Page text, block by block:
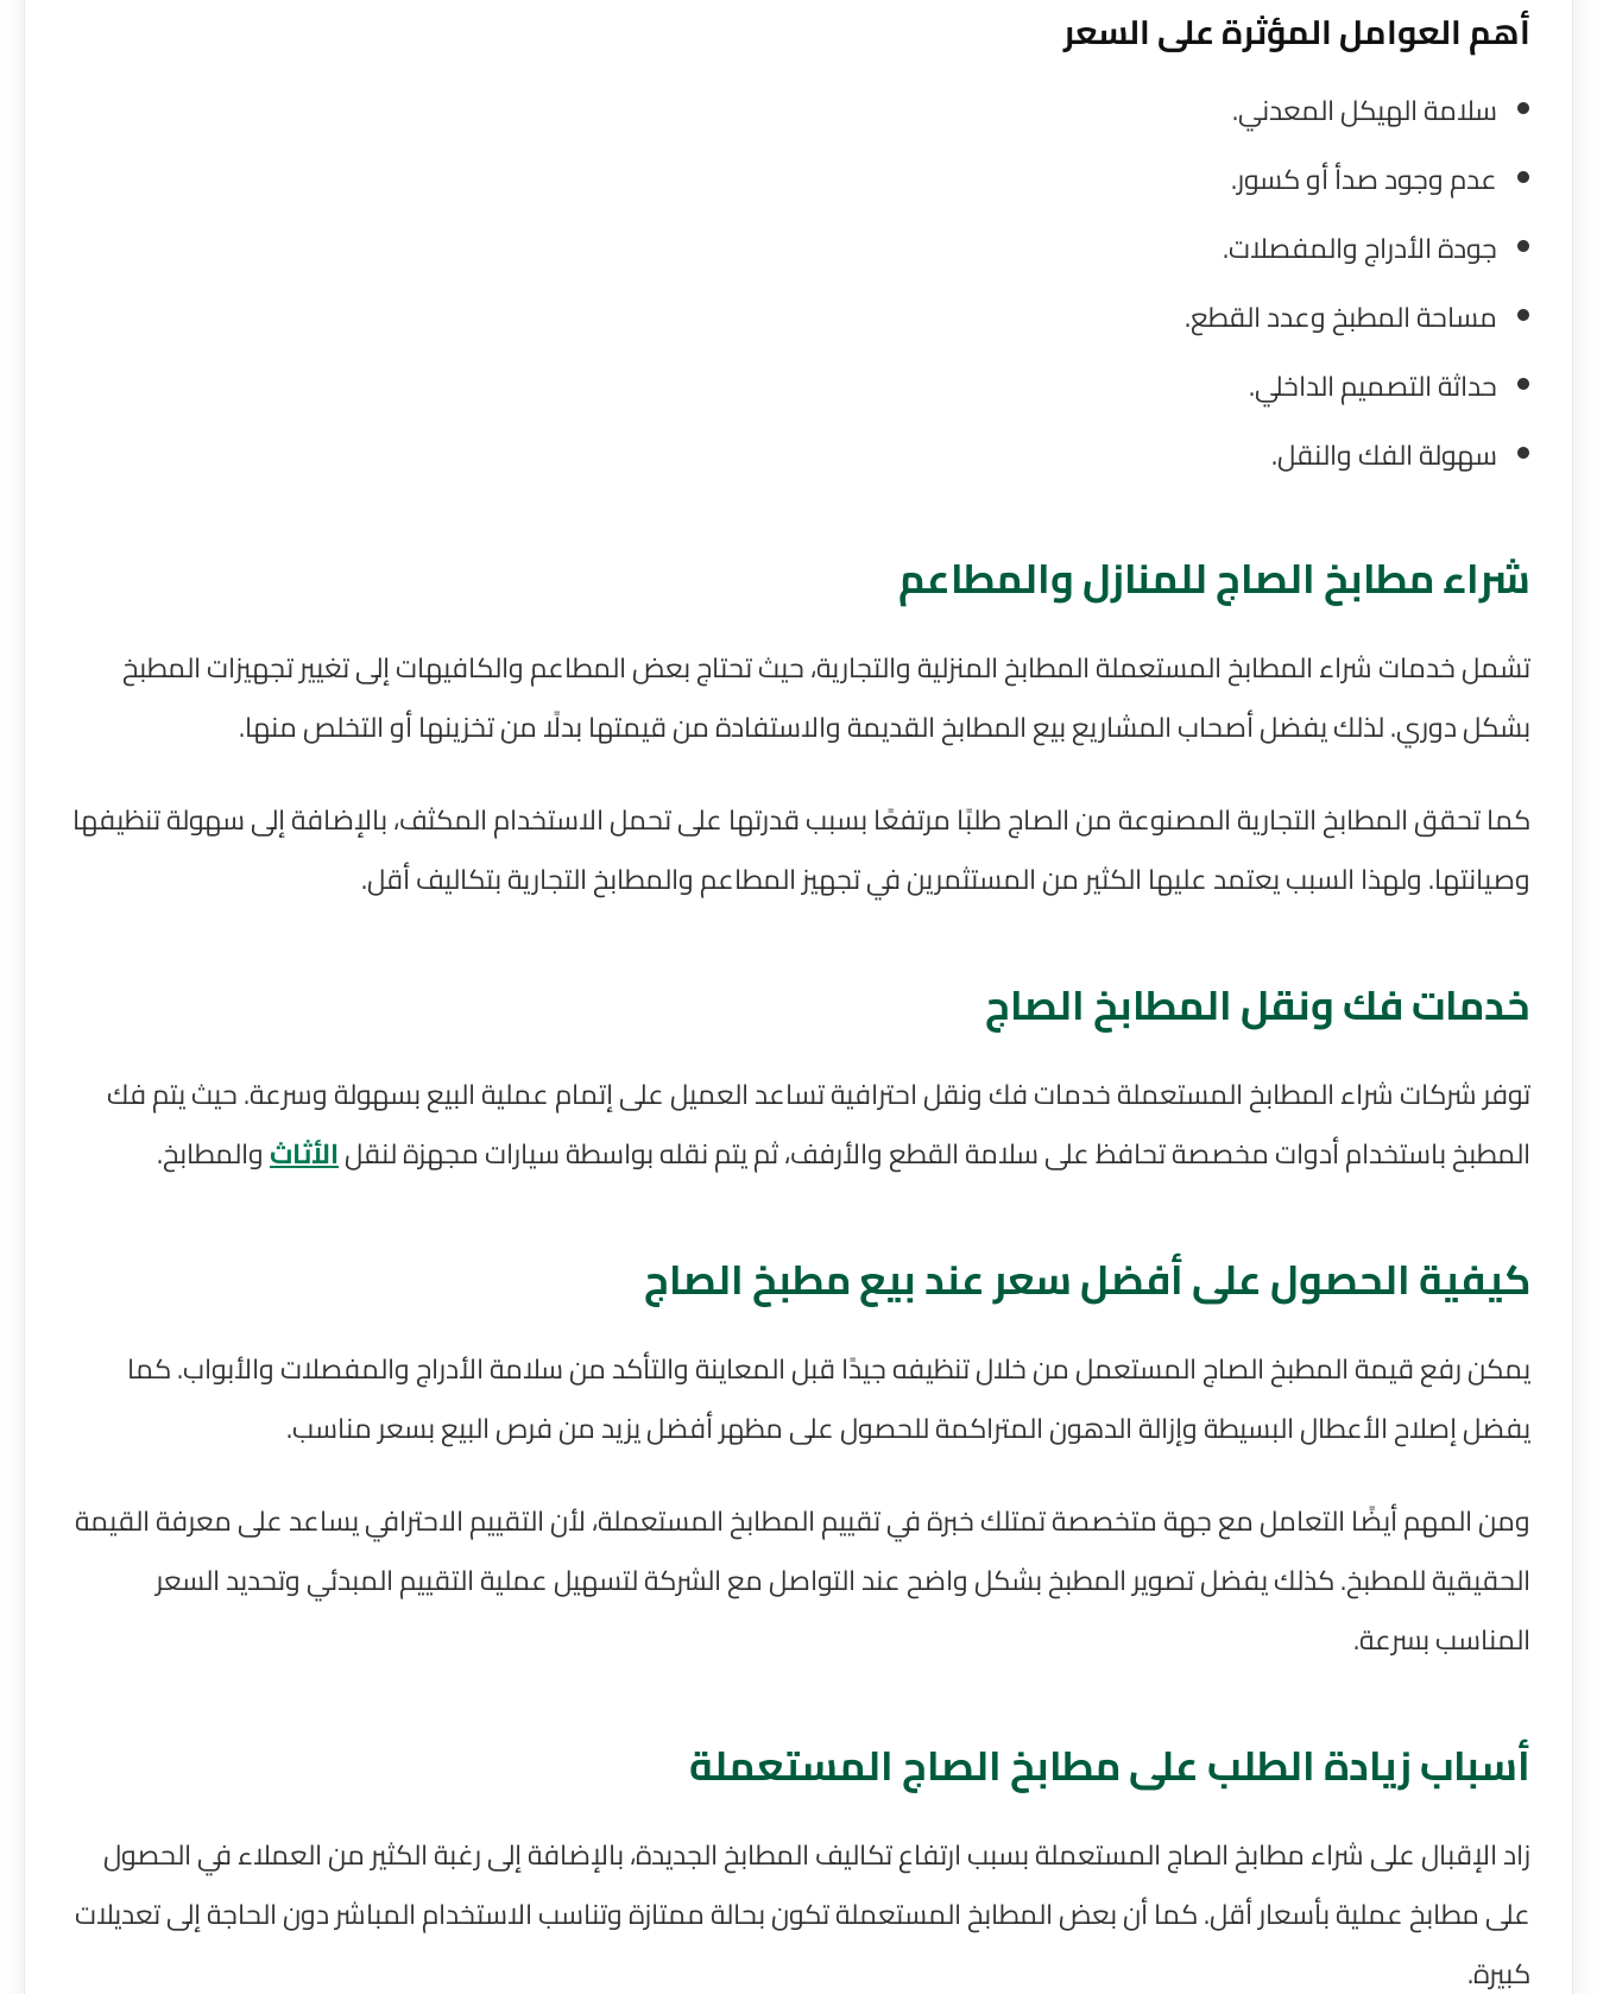
أهم العوامل المؤثرة على السعر
سلامة الهيكل المعدني.
عدم وجود صدأ أو كسور.
جودة الأدراج والمفصلات.
مساحة المطبخ وعدد القطع.
حداثة التصميم الداخلي.
سهولة الفك والنقل.
شراء مطابخ الصاج للمنازل والمطاعم
تشمل خدمات شراء المطابخ المستعملة المطابخ المنزلية والتجارية، حيث تحتاج بعض المطاعم والكافيهات إلى تغيير تجهيزات المطبخ
بشكل دوري. لذلك يفضل أصحاب المشاريع بيع المطابخ القديمة والاستفادة من قيمتها بدلًا من تخزينها أو التخلص منها.
كما تحقق المطابخ التجارية المصنوعة من الصاج طلبًا مرتفعًا بسبب قدرتها على تحمل الاستخدام المكثف، بالإضافة إلى سهولة تنظيفها
وصيانتها. ولهذا السبب يعتمد عليها الكثير من المستثمرين في تجهيز المطاعم والمطابخ التجارية بتكاليف أقل.
خدمات فك ونقل المطابخ الصاج
توفر شركات شراء المطابخ المستعملة خدمات فك ونقل احترافية تساعد العميل على إتمام عملية البيع بسهولة وسرعة. حيث يتم فك
المطبخ باستخدام أدوات مخصصة تحافظ على سلامة القطع والأرفف، ثم يتم نقله بواسطة سيارات مجهزة لنقلالأثاثوالمطابخ.
كيفية الحصول على أفضل سعر عند بيع مطبخ الصاج
يمكن رفع قيمة المطبخ الصاج المستعمل من خلال تنظيفه جيدًا قبل المعاينة والتأكد من سلامة الأدراج والمفصلات والأبواب. كما
يفضل إصلاح الأعطال البسيطة وإزالة الدهون المتراكمة للحصول على مظهر أفضل يزيد من فرص البيع بسعر مناسب.
ومن المهم أيضًا التعامل مع جهة متخصصة تمتلك خبرة في تقييم المطابخ المستعملة، لأن التقييم الاحترافي يساعد على معرفة القيمة
الحقيقية للمطبخ. كذلك يفضل تصوير المطبخ بشكل واضح عند التواصل مع الشركة لتسهيل عملية التقييم المبدئي وتحديد السعر
المناسب بسرعة.
أسباب زيادة الطلب على مطابخ الصاج المستعملة
زاد الإقبال على شراء مطابخ الصاج المستعملة بسبب ارتفاع تكاليف المطابخ الجديدة، بالإضافة إلى رغبة الكثير من العملاء في الحصول
على مطابخ عملية بأسعار أقل. كما أن بعض المطابخ المستعملة تكون بحالة ممتازة وتناسب الاستخدام المباشر دون الحاجة إلى تعديلات
كبيرة.